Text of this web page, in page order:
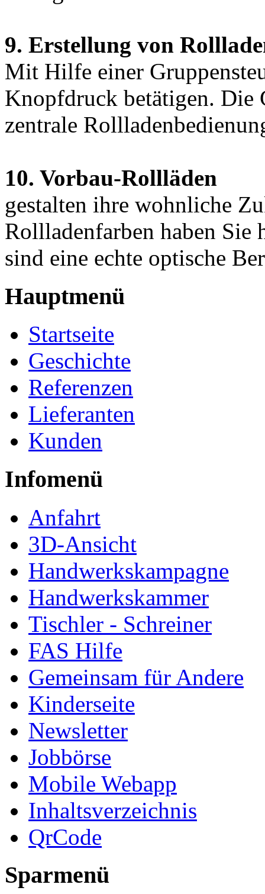
9. Erstellung von
Mit Hilfe einer
Knopfdruck betätigen. Die
zentrale
10. Vorbau-Rollläden
gestalten ihre wohnliche
Rollladenfarben haben
sind eine echte optische
Hauptmenü
Startseite
Geschichte
Referenzen
Lieferanten
Kunden
Infomenü
Anfahrt
3D-Ansicht
Handwerkskampagne
Handwerkskammer
Tischler - Schreiner
FAS Hilfe
Gemeinsam für Andere
Kinderseite
Newsletter
Jobbörse
Mobile Webapp
Inhaltsverzeichnis
QrCode
Sparmenü